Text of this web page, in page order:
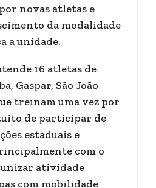
novas atletas e
da modalidade
a unidade.
16 atletas de
Gaspar, São João
treinam uma vez por
de participar de
estaduais e
com o
atividade
com mobilidade